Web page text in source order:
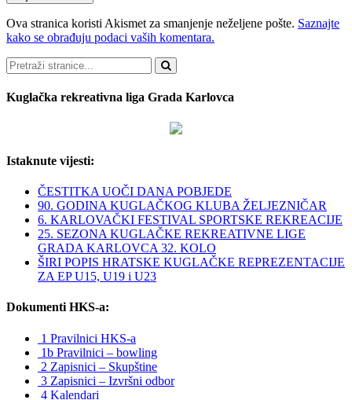
Ova stranica koristi Akismet za smanjenje neželjene pošte. Saznajte
kako se obrađuju podaci vaših komentara.
Pretraži
Kuglačka rekreativna liga Grada Karlovca
Istaknute vijesti:
ČESTITKA UOČI DANA POBJEDE
90. GODINA KUGLAČKOG KLUBA ŽELJEZNIČAR
6. KARLOVAČKI FESTIVAL SPORTSKE REKREACIJE
25. SEZONA KUGLAČKE REKREATIVNE LIGE
GRADA KARLOVCA 32. KOLO
ŠIRI POPIS HRATSKE KUGLAČKE REPREZENTACIJE
ZA EP U15, U19 i U23
Dokumenti HKS-a:
1 Pravilnici HKS-a
1b Pravilnici – bowling
2 Zapisnici – Skupštine
3 Zapisnici – Izvršni odbor
4 Kalendari